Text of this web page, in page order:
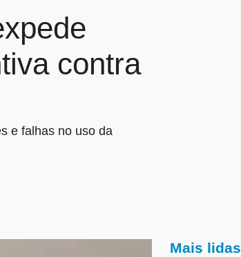
contra
e falhas no uso da
Mais lidas